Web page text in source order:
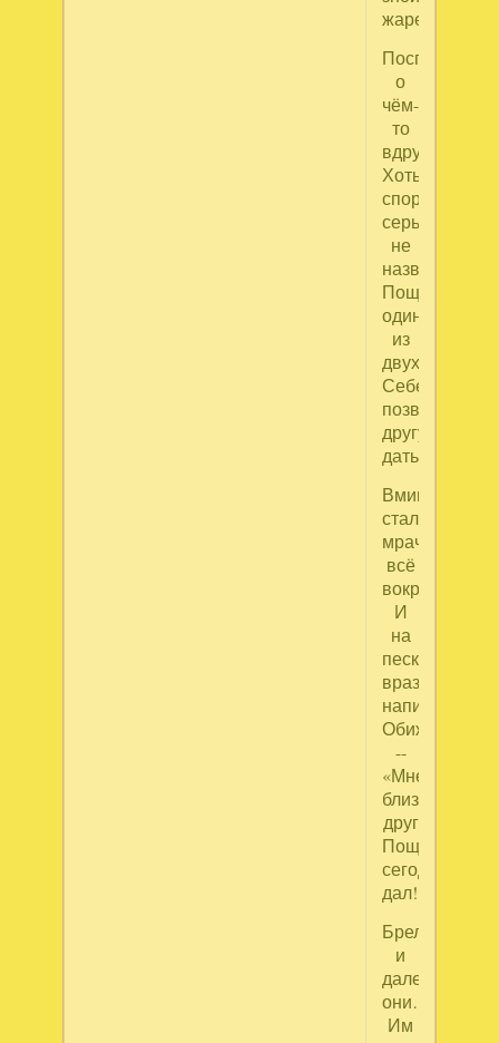
жаре.
Поспорили
о
чём-
то
вдруг…
Хоть
спор
серьёзным
не
назвать,
Пощёчину,
один
из
двух,
Себе
позволил
другу
дать…
Вмиг
стало
мрачным
всё
вокруг…
И
на
песке,
враз
написал
Обиженный
--
«Мне
близкий
друг
Пощёчину
сегодня
дал!»
Брели
и
далее
они…
Им